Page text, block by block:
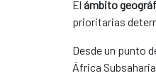
El ámbito
prioritarias
Desde un punto
África